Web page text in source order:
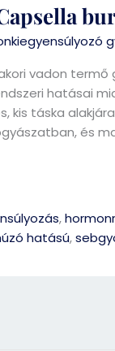
vadon
hatásai
kis táska
és
,
hatású,